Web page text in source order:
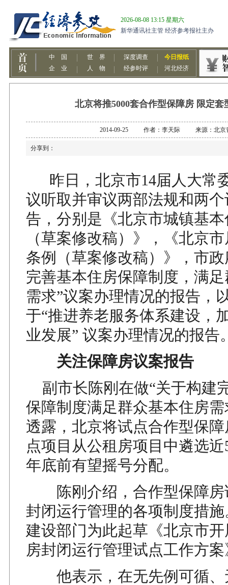
北京将推5000套合作型保障房 限定套
2014-09-25 作者：李天际 来源：北京
分享到：
昨日，北京市14届人大常
议听取并审议两部法规和两
告，分别是《北京市城镇基
（草案修改稿）》，《北京
条例（草案修改稿）》，市
完善基本住房保障制度，满
需求”议案办理情况的报告，
于“推进养老服务体系建设，
业发展” 议案办理情况的报告
关注保障房议案报告
副市长陈刚在做“关于构建
保障制度满足群众基本住房
透露，北京将试点合作型保
点项目从公租房项目中遴选近
年底前有望摇号分配。
陈刚介绍，合作型保障房
封闭运行管理的各项制度措
建设部门为此起草《北京市
房封闭运行管理试点工作方
他表示，在无先例可循、